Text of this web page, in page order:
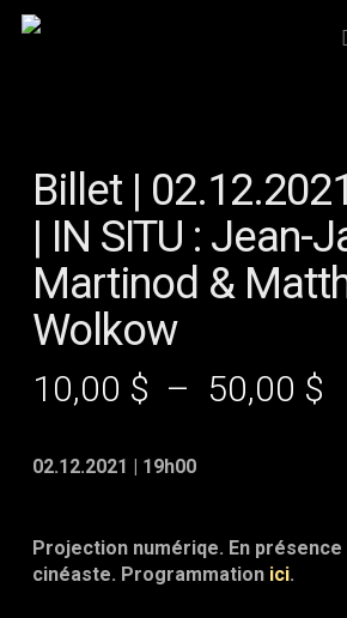
Skip
Billet |
| IN SITU : Jean-
Martinod &
Wolkow
10,00 $ – 50,00 $
02.12.2021 | 19h00
Projection numériqe. En présence
cinéaste. Programmation ici.